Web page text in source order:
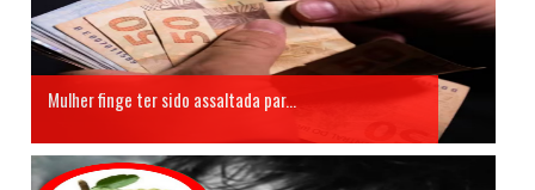
Mulher finge ter sido assaltada par...